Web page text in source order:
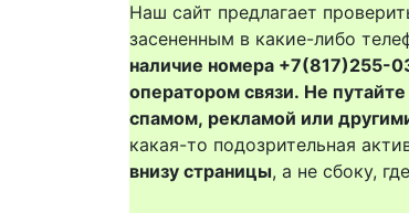
Наш сайт предлагает
засененным в какие-либо
наличие номера +7(817)255-
оператором связи. Не
спамом, рекламой или
какая-то подозрительная
внизу страницы, а не сбоку,